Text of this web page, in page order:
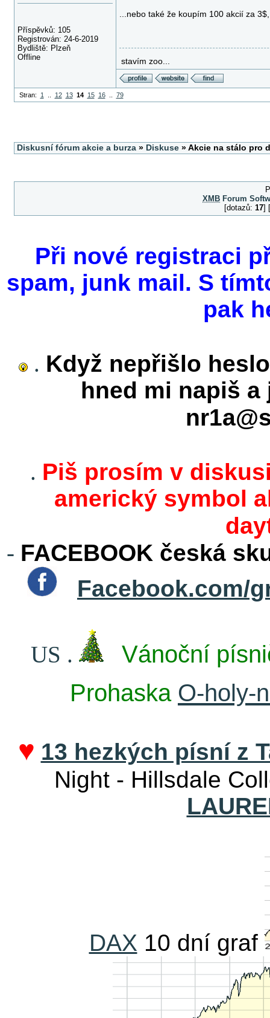
Příspěvků: 105
Registrován: 24-6-2019
Bydliště: Plzeň
Offline
...nebo také že koupím 100 akcií za
stavím zoo...
Stran: 1 12 13 14 15 16.. 79
Diskusní fórum akcie a burza» Diskuse» Akcie na stálo pro
XMB Forum
[dotazů: 17]
Při nové registraci
spam, junk mail. S
pak
. Když nepřišlo
hned mi napiš
. Piš prosím v
americký symbol
- FACEBOOK česká
Facebook.com/
US .
Vánoční
Prohaska O-holy-
♥ 13 hezkých písní z
Night - Hillsdale
DAX 10 dní graf